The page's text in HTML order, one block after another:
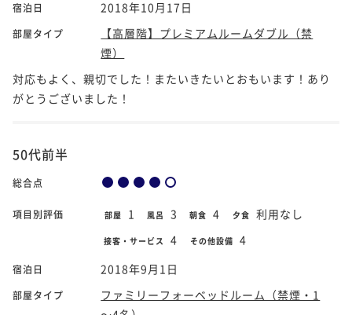
宿泊日 2018年10月17日
部屋タイプ
【高層階】プレミアムルームダブル（禁
煙）
対応もよく、親切でした！またいきたいとおもいます！あり
がとうございました！
50代前半
総合点
項目別評価 部屋 1 風呂 3 朝食 4 夕食 利用なし
接客・サービス 4 その他設備 4
宿泊日 2018年9月1日
部屋タイプ
ファミリーフォーベッドルーム（禁煙・1